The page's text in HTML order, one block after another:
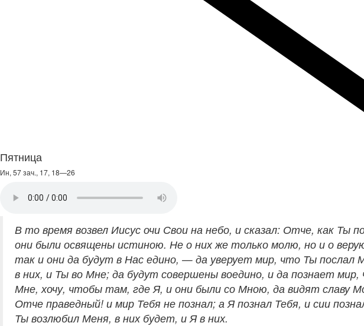
Пятница
Ин, 57 зач., 17, 18—26
В то время возвел Иисус очи Свои на небо, и сказал: Отче, как
они были освящены истиною. Не о них же только молю, но и о
так и они да будут в Нас едино, — да уверует мир, что Ты
в них, и Ты во Мне; да будут совершены воедино, и да познает
Мне, хочу, чтобы там, где Я, и они были со Мною, да видят славу
Отче праведный! и мир Тебя не познал; а Я познал Тебя, и сии
Ты возлюбил Меня, в них будет, и Я в них.